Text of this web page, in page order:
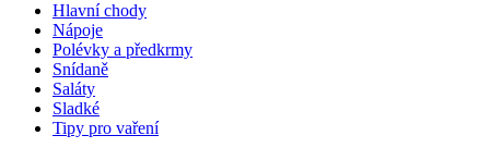
Hlavní chody
Nápoje
Polévky a předkrmy
Snídaně
Saláty
Sladké
Tipy pro vaření